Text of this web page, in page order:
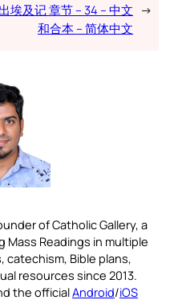
出埃及记 章节 – 34 – 中文
和合本 – 简体中文
→
of Catholic Gallery, a
Readings in multiple
Bible plans,
resources since 2013.
the officialAndroid/iOS